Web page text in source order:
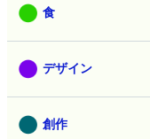
食
デザイン
創作